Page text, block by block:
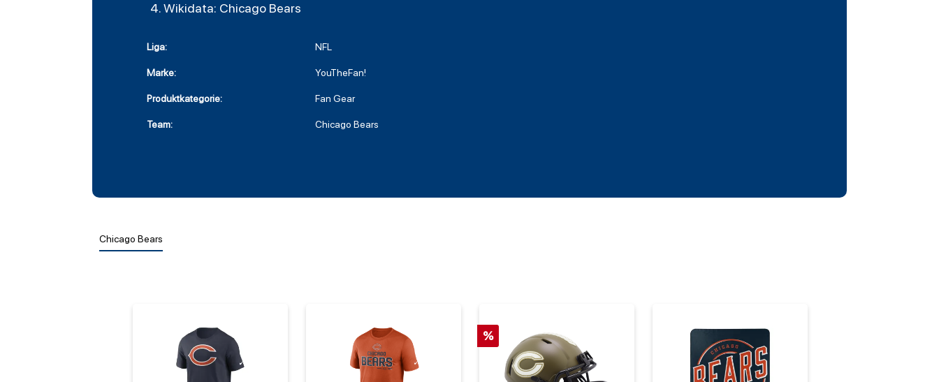
Wikidata: Chicago Bears
Liga: NFL
Marke: YouTheFan!
Produktkategorie: Fan Gear
Team: Chicago Bears
Chicago Bears
%